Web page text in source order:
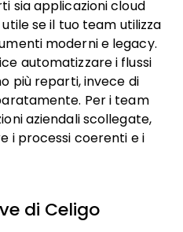
sia applicazioni cloud
se il tuo team utilizza
moderni e legacy.
automatizzare i flussi
più reparti, invece di
Per i team
aziendali scollegate,
i processi coerenti e i
di Celigo